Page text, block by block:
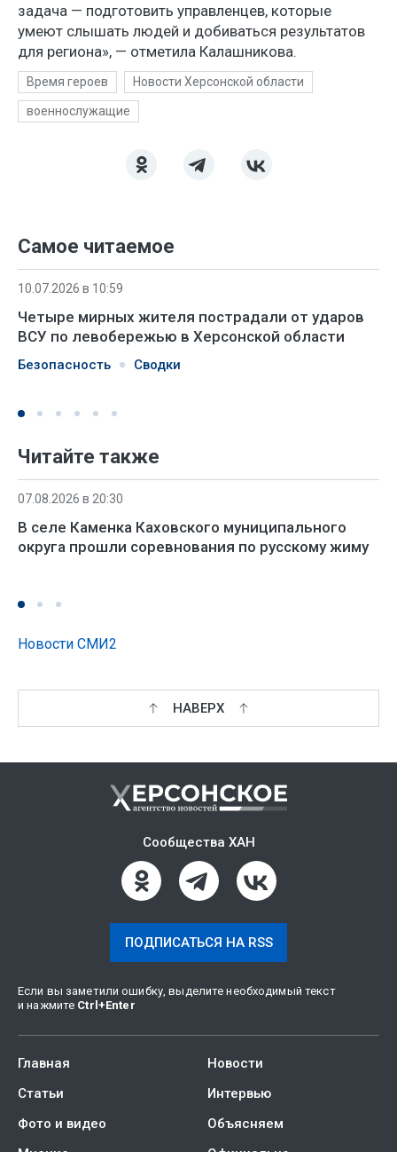
задача — подготовить управленцев, которые
умеют слышать людей и добиваться результатов
для региона», — отметила Калашникова.
Время героев Новости Херсонской области
военнослужащие
Самое читаемое
10.07.2026 в 10:59
Четыре мирных жителя пострадали от ударов
ВСУ по левобережью в Херсонской области
Безопасность Сводки
Читайте также
07.08.2026 в 20:30
В селе Каменка Каховского муниципального
округа прошли соревнования по русскому жиму
Новости СМИ2
НАВЕРХ
Сообщества ХАН
ПОДПИСАТЬСЯ НА RSS
Если вы заметили ошибку, выделите необходимый текст
и нажмите Ctrl +Enter
Главная
Новости
Статьи
Интервью
Фото и видео
Объясняем